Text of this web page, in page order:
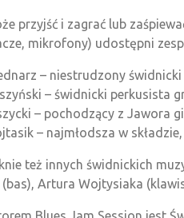
przyjść i zagrać lub
mikrofony) udostępni
– niestrudzony
– świdnicki perkusista
– pochodzący z Jawora
– najmłodsza w
też innych świdnickich
Artura Wojtysiaka